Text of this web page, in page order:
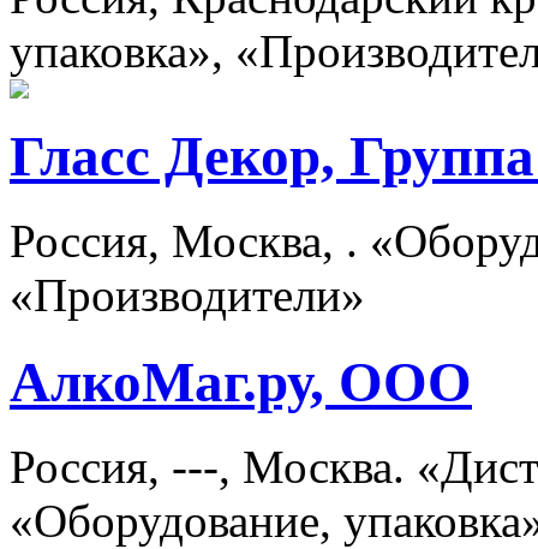
упаковка»,
Гласс Декор,
Россия, Москва, .
«Производители»
АлкоМаг.ру, ООО
Россия, ---, Москва.
«Оборудование,